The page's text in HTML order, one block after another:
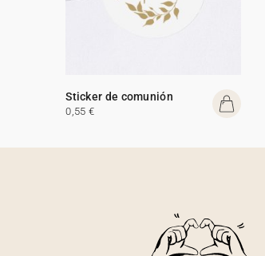
Sticker de comunión
0,55 €